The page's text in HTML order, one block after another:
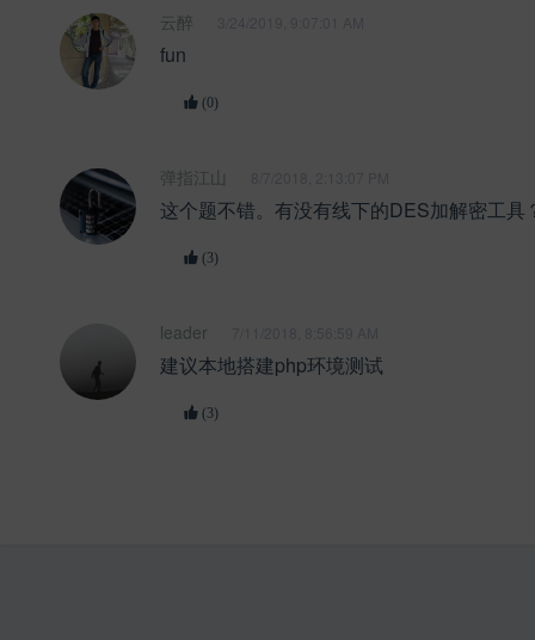
云醉
fun
(0)
弹指江山
这个题不错。有没有线下的DES加解密工具
(3)
leader
建议本地搭建php环境测试
(3)